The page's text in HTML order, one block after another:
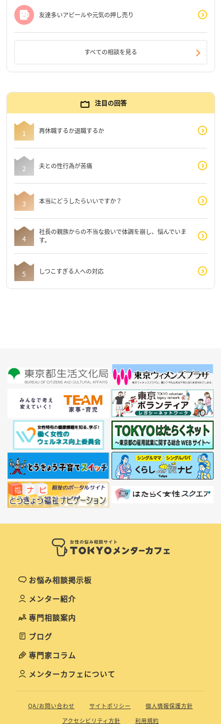
友達多いアピールや元気の押し売り
すべての相談を見る
注目の回答
再休職するか退職するか
夫との性行為が苦痛
本当にどうしたらいいですか？
社長の親族からの不当な扱いで体調を崩し、悩んでいま
す。
しつこすぎる人への対応
お悩み相談掲示板
メンター紹介
専門相談案内
ブログ
専門家コラム
メンターカフェについて
QA/お問い合わせ サイトポリシー
個人情報保護方針
アクセシビリティ方針
利用規約